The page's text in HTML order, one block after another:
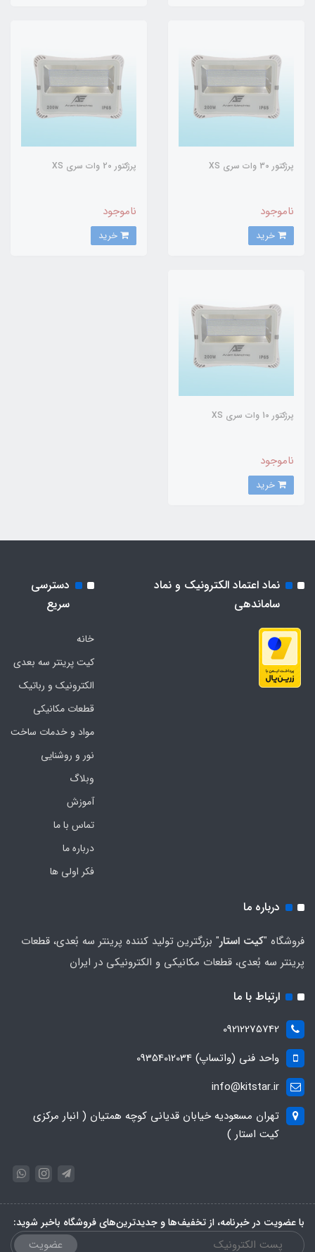
پرژکتور 30 وات سری XS
ناموجود
پرژکتور 20 وات سری XS
ناموجود
پرژکتور 10 وات سری XS
ناموجود
نماد اعتماد الکترونیک و نماد
ساماندهی
دسترسی
سریع
خانه
کیت پرینتر سه بعدی
الکترونیک و رباتیک
قطعات مکانیکی
مواد و خدمات ساخت
نور و روشنایی
وبلاگ
آموزش
تماس با ما
درباره ما
فکر اولی ها
درباره ما
فروشگاه "کیت استار" بزرگترین تولید کننده پرینتر سه بُعدی، قطعات
پرینتر سه بُعدی، قطعات مکانیکی و الکترونیکی در ایران
ارتباط با ما
09212275742
واحد فنی (واتساپ) 09354012034
info@kitstar.ir
تهران مسعودیه خیابان قدیانی کوچه همتیان ( انبار مرکزی
کیت استار )
با عضویت در خبرنامه، از تخفیف‌ها و جدیدترین‌های فروشگاه باخبر شوید:
عضویت